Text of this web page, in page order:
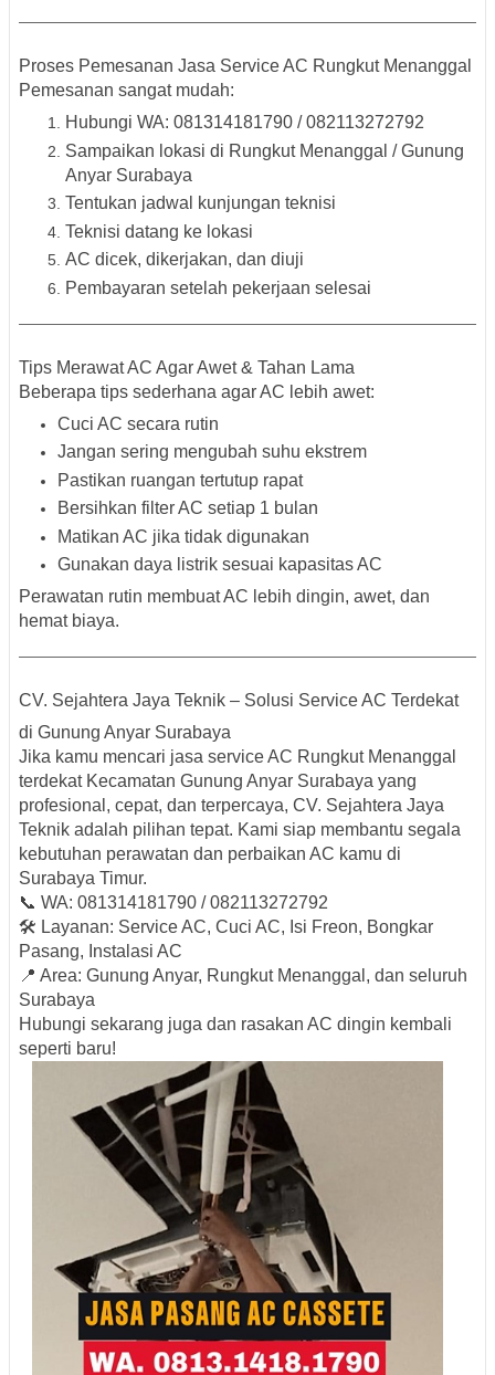
Proses Pemesanan Jasa Service AC Rungkut Menanggal
Pemesanan sangat mudah:
Hubungi WA: 081314181790 / 082113272792
Sampaikan lokasi di Rungkut Menanggal / Gunung
Anyar Surabaya
Tentukan jadwal kunjungan teknisi
Teknisi datang ke lokasi
AC dicek, dikerjakan, dan diuji
Pembayaran setelah pekerjaan selesai
Tips Merawat AC Agar Awet & Tahan Lama
Beberapa tips sederhana agar AC lebih awet:
Cuci AC secara rutin
Jangan sering mengubah suhu ekstrem
Pastikan ruangan tertutup rapat
Bersihkan filter AC setiap 1 bulan
Matikan AC jika tidak digunakan
Gunakan daya listrik sesuai kapasitas AC
Perawatan rutin membuat AC lebih dingin, awet, dan
hemat biaya.
CV. Sejahtera Jaya Teknik – Solusi Service AC Terdekat
di Gunung Anyar Surabaya
Jika kamu mencari jasa service AC Rungkut Menanggal
terdekat Kecamatan Gunung Anyar Surabaya yang
profesional, cepat, dan terpercaya, CV. Sejahtera Jaya
Teknik adalah pilihan tepat. Kami siap membantu segala
kebutuhan perawatan dan perbaikan AC kamu di
Surabaya Timur.
📞 WA: 081314181790 / 082113272792
🛠️ Layanan: Service AC, Cuci AC, Isi Freon, Bongkar
Pasang, Instalasi AC
📍 Area: Gunung Anyar, Rungkut Menanggal, dan seluruh
Surabaya
Hubungi sekarang juga dan rasakan AC dingin kembali
seperti baru!